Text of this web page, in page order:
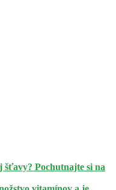
šťavy? Pochutnajte si na